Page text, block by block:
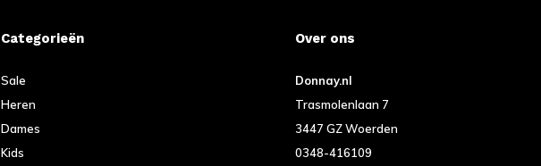
Categorieën
Sale
Heren
Dames
Kids
Over ons
Donnay.nl
Trasmolenlaan 7
3447 GZ Woerden
0348-416109